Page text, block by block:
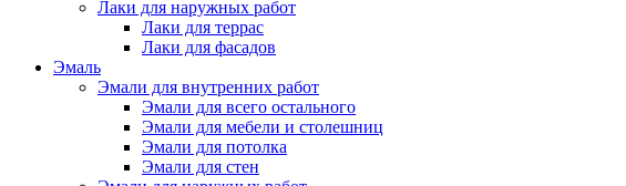
Лаки для наружных работ
Лаки для террас
Лаки для фасадов
Эмаль
Эмали для внутренних работ
Эмали для всего остального
Эмали для мебели и столешниц
Эмали для потолка
Эмали для стен